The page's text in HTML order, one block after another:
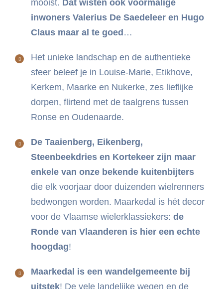
mooist. Dat wisten ook voormalige
inwoners Valerius De Saedeleer en Hugo
Claus maar al te goed …
Het unieke landschap en de authentieke
sfeer beleef je in Louise-Marie, Etikhove,
Kerkem, Maarke en Nukerke, zes lieflijke
dorpen, flirtend met de taalgrens tussen
Ronse en Oudenaarde.
De Taaienberg, Eikenberg,
Steenbeekdries en Kortekeer zijn maar
enkele van onze bekende kuitenbijters
die elk voorjaar door duizenden wielrenners
bedwongen worden. Maarkedal is hét decor
voor de Vlaamse wielerklassiekers: de
Ronde van Vlaanderen is hier een echte
hoogdag!
Maarkedal is een wandelgemeente bij
uitstek! De vele landelijke wegen en de